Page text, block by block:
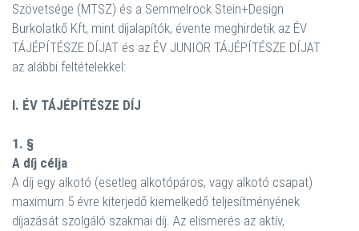
Szövetsége (MTSZ) és a Semmelrock Stein+Design
Burkolatkő Kft, mint díjalapítók, évente meghirdetik az ÉV
TÁJÉPÍTÉSZE DÍJAT és az ÉV JUNIOR TÁJÉPÍTÉSZE DÍJAT
az alábbi feltételekkel:
I. ÉV TÁJÉPÍTÉSZE DÍJ
1. §
A díj célja
A díj egy alkotó (esetleg alkotópáros, vagy alkotó csapat)
maximum 5 évre kiterjedő kiemelkedő teljesítményének
díjazását szolgáló szakmai díj. Az elismerés az aktív,